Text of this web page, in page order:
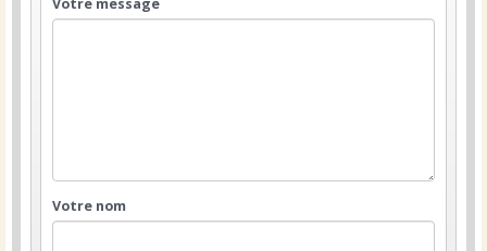
Votre message
Votre nom